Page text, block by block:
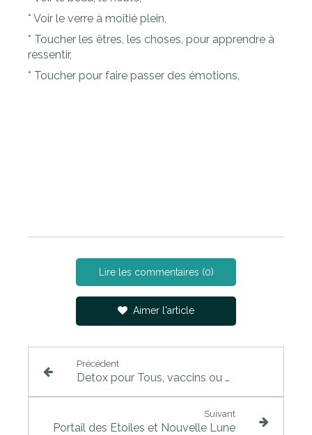
* Voir le verre à moitié plein,
* Toucher les êtres, les choses, pour apprendre à
ressentir,
* Toucher pour faire passer des émotions,
Lire les commentaires (0)
Aimer l'article
Précédent
Detox pour Tous, vaccins ou pas
Suivant
Portail des Etoiles et Nouvelle Lune